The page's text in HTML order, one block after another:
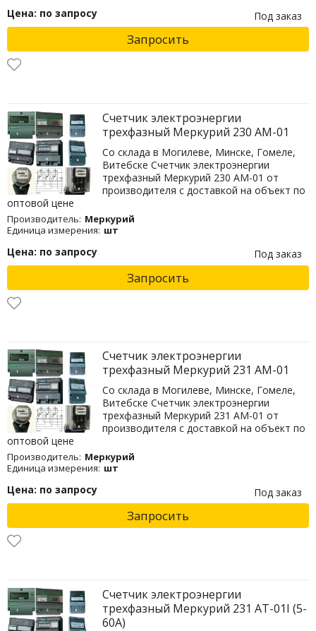
Цена: по запросу Под заказ
Запросить
Счетчик электроэнергии
трехфазный Меркурий 230 AM-01
Со склада в Могилеве, Минске, Гомеле,
Витебске Счетчик электроэнергии
трехфазный Меркурий 230 AM-01 от
производителя с доставкой на объект по
оптовой цене
Производитель: Меркурий
Единица измерения: шт
Цена: по запросу Под заказ
Запросить
Счетчик электроэнергии
трехфазный Меркурий 231 AM-01
Со склада в Могилеве, Минске, Гомеле,
Витебске Счетчик электроэнергии
трехфазный Меркурий 231 AM-01 от
производителя с доставкой на объект по
оптовой цене
Производитель: Меркурий
Единица измерения: шт
Цена: по запросу Под заказ
Запросить
Счетчик электроэнергии
трехфазный Меркурий 231 АТ-01I (5-
60А)